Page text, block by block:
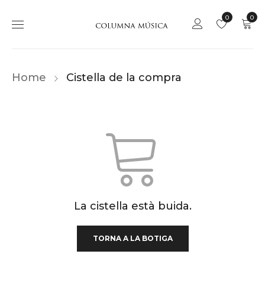
0
0
Home Cistella de la compra
La cistella està buida.
TORNA A LA BOTIGA